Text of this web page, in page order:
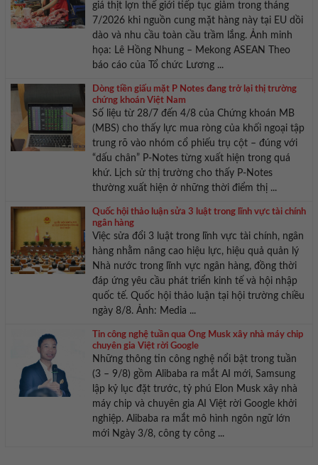
giá thịt lợn thế giới tiếp tục giảm trong tháng
7/2026 khi nguồn cung mặt hàng này tại EU dồi
dào và nhu cầu toàn cầu trầm lắng. Ảnh minh
họa: Lê Hồng Nhung – Mekong ASEAN Theo
báo cáo của Tổ chức Lương ...
Dòng tiền giấu mặt P Notes đang trở lại thị trường
chứng khoán Việt Nam
Số liệu từ 28/7 đến 4/8 của Chứng khoán MB
(MBS) cho thấy lực mua ròng của khối ngoại tập
trung rõ vào nhóm cổ phiếu trụ cột – đúng với
“dấu chân” P-Notes từng xuất hiện trong quá
khứ. Lịch sử thị trường cho thấy P-Notes
thường xuất hiện ở những thời điểm thị ...
Quốc hội thảo luận sửa 3 luật trong lĩnh vực tài chính
ngân hàng
Việc sửa đổi 3 luật trong lĩnh vực tài chính, ngân
hàng nhằm nâng cao hiệu lực, hiệu quả quản lý
Nhà nước trong lĩnh vực ngân hàng, đồng thời
đáp ứng yêu cầu phát triển kinh tế và hội nhập
quốc tế. Quốc hội thảo luận tại hội trường chiều
ngày 8/8. Ảnh: Media ...
Tin công nghệ tuần qua Ông Musk xây nhà máy chip
chuyên gia Việt rời Google
Những thông tin công nghệ nổi bật trong tuần
(3 – 9/8) gồm Alibaba ra mắt AI mới, Samsung
lập kỷ lục đặt trước, tỷ phú Elon Musk xây nhà
máy chip và chuyên gia AI Việt rời Google khởi
nghiệp. Alibaba ra mắt mô hình ngôn ngữ lớn
mới Ngày 3/8, công ty công ...